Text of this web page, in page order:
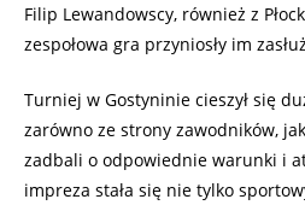
Filip Lewandowscy, również z
zespołowa gra przyniosły im
Turniej w Gostyninie cieszył się
zarówno ze strony zawodników,
zadbali o odpowiednie warunki i
impreza stała się nie tylko